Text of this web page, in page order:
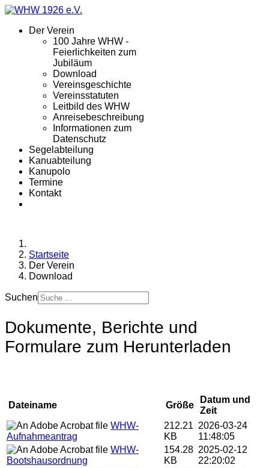
Der Verein
100 Jahre WHW -
Feierlichkeiten zum
Jubiläum
Download
Vereinsgeschichte
Vereinsstatuten
Leitbild des WHW
Anreisebeschreibung
Informationen zum
Datenschutz
Segelabteilung
Kanuabteilung
Kanupolo
Termine
Kontakt
Startseite
Der Verein
Download
Suchen
Dokumente, Berichte und
Formulare zum Herunterladen
Dateiname Größe
Datum und
Zeit
WHW-
Aufnahmeantrag
212.21
KB
2026-03-24
11:48:05
WHW-
Bootshausordnung
154.28
KB
2025-02-12
22:20:02